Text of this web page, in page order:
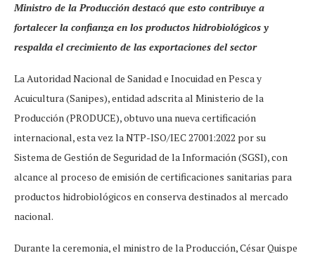
Ministro de la Producción destacó que esto contribuye a
fortalecer la confianza en los productos hidrobiológicos y
respalda el crecimiento de las exportaciones del sector
La Autoridad Nacional de Sanidad e Inocuidad en Pesca y
Acuicultura (Sanipes), entidad adscrita al Ministerio de la
Producción (PRODUCE), obtuvo una nueva certificación
internacional, esta vez la NTP-ISO/IEC 27001:2022 por su
Sistema de Gestión de Seguridad de la Información (SGSI), con
alcance al proceso de emisión de certificaciones sanitarias para
productos hidrobiológicos en conserva destinados al mercado
nacional.
Durante la ceremonia, el ministro de la Producción, César Quispe